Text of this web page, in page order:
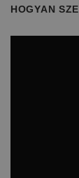
HOGYAN